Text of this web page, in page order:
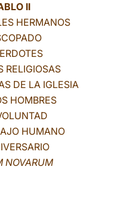
II
HERMANOS
RELIGIOSAS
DE LA IGLESIA
HOMBRES
HUMANO
NOVARUM